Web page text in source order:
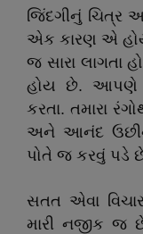
જિંદગીનું ચિત્ર
એક કારણ એ
જ સારા લાગતા
હોય છે. આપણે
કરતા. તમારા
અને આનંદ
પોતે જ કરવું પડે
સતત એવા
મારી નજીક જ